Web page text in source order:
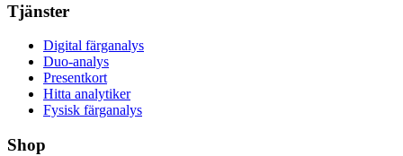
Tjänster
Digital färganalys
Duo-analys
Presentkort
Hitta analytiker
Fysisk färganalys
Shop